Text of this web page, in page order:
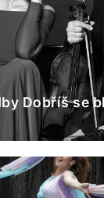
Dobříš se